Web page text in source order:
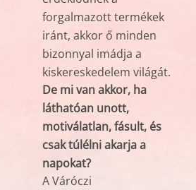
forgalmazott termékek
iránt, akkor ő minden
bizonnyal imádja a
kiskereskedelem világát.
De mi van akkor, ha
láthatóan unott,
motiválatlan, fásult, és
csak túlélni akarja a
napokat?
A Váróczi